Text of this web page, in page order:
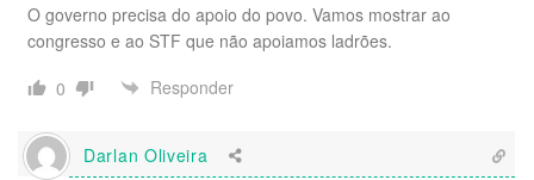
O governo precisa do apoio do povo. Vamos mostrar ao
congresso e ao STF que não apoiamos ladrões.
0
Responder
Darlan Oliveira